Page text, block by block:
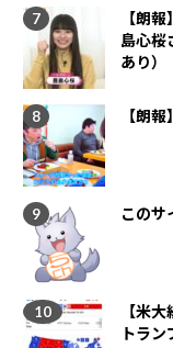
【朗
島心桜
あり）
【朗
このサ
【米
トラ